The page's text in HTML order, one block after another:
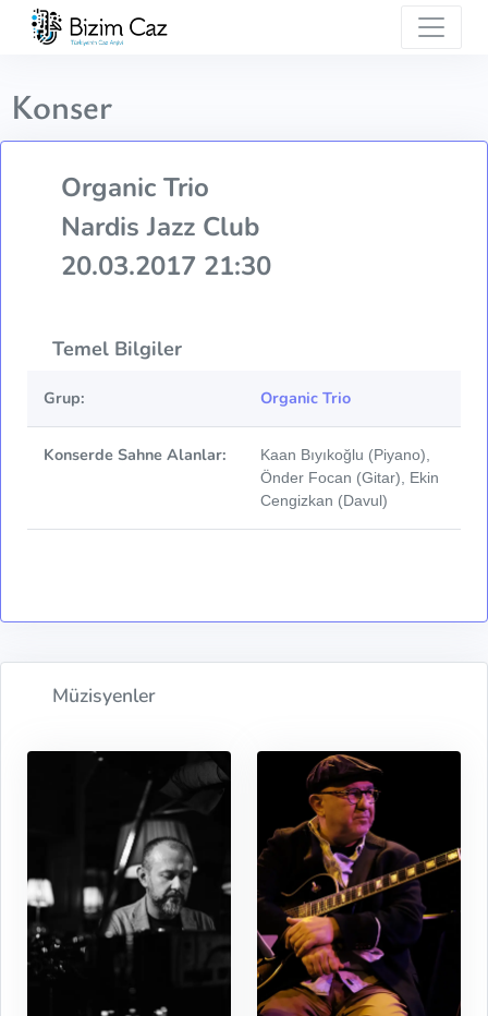
Konser
Organic Trio
Nardis Jazz Club
20.03.2017 21:30
Temel Bilgiler
Grup: Organic Trio
Konserde Sahne Alanlar:
Kaan Bıyıkoğlu (Piyano),
Önder Focan (Gitar), Ekin
Cengizkan (Davul)
Müzisyenler